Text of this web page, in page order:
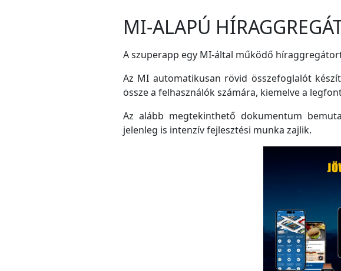
MI-ALAPÚ
A szuperapp egy MI-által működő
Az MI automatikusan rövid összefoglalót
össze a felhasználók számára, kiemelve a
Az alább megtekinthető dokumentum
jelenleg is intenzív fejlesztési munka zajlik.